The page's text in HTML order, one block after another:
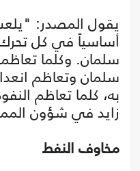
يقول المصدر:
أساسياً في كل
سلمان. وكلما
سلمان وتعاظم
به، كلما تعاظم
زايد في شؤون
مخاوف النفط